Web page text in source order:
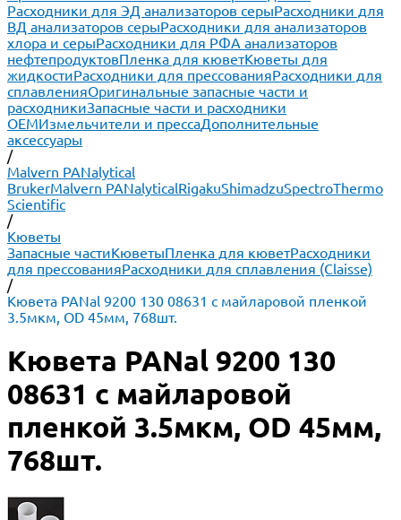
Расходники для ЭД анализаторов серыРасходники для
ВД анализаторов серыРасходники для анализаторов
хлора и серыРасходники для РФА анализаторов
нефтепродуктовПленка для кюветКюветы для
жидкостиРасходники для прессованияРасходники для
сплавленияОригинальные запасные части и
расходникиЗапасные части и расходники
ОЕМИзмельчители и прессаДополнительные
аксессуары
/
Malvern PANalytical
BrukerMalvern PANalyticalRigakuShimadzuSpectroThermo
Scientific
/
Кюветы
Запасные частиКюветыПленка для кюветРасходники
для прессованияРасходники для сплавления (Claisse)
/
Кювета PANal 9200 130 08631 с майларовой пленкой
3.5мкм, OD 45мм, 768шт.
Кювета PANal 9200 130
08631 с майларовой
пленкой 3.5мкм, OD 45мм,
768шт.